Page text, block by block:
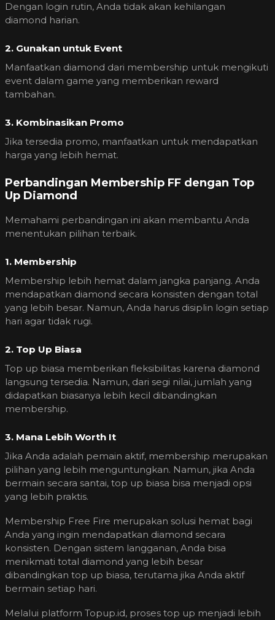
Dengan login rutin, Anda tidak akan kehilangan
diamond harian.
2. Gunakan untuk Event
Manfaatkan diamond dari membership untuk mengikuti
event dalam game yang memberikan reward
tambahan.
3. Kombinasikan Promo
Jika tersedia promo, manfaatkan untuk mendapatkan
harga yang lebih hemat.
Perbandingan Membership FF dengan Top
Up Diamond
Memahami perbandingan ini akan membantu Anda
menentukan pilihan terbaik.
1. Membership
Membership lebih hemat dalam jangka panjang. Anda
mendapatkan diamond secara konsisten dengan total
yang lebih besar. Namun, Anda harus disiplin login setiap
hari agar tidak rugi.
2. Top Up Biasa
Top up biasa memberikan fleksibilitas karena diamond
langsung tersedia. Namun, dari segi nilai, jumlah yang
didapatkan biasanya lebih kecil dibandingkan
membership.
3. Mana Lebih Worth It
Jika Anda adalah pemain aktif, membership merupakan
pilihan yang lebih menguntungkan. Namun, jika Anda
bermain secara santai, top up biasa bisa menjadi opsi
yang lebih praktis.
Membership Free Fire merupakan solusi hemat bagi
Anda yang ingin mendapatkan diamond secara
konsisten. Dengan sistem langganan, Anda bisa
menikmati total diamond yang lebih besar
dibandingkan top up biasa, terutama jika Anda aktif
bermain setiap hari.
Melalui platform Topup.id, proses top up menjadi lebih